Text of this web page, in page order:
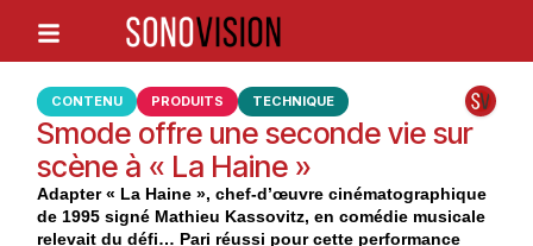
CONTENU PRODUITS TECHNIQUE
Smode offre une seconde vie sur
scène à « La Haine »
Adapter « La Haine », chef-d’œuvre cinématographique
de 1995 signé Mathieu Kassovitz, en comédie musicale
relevait du défi… Pari réussi pour cette performance